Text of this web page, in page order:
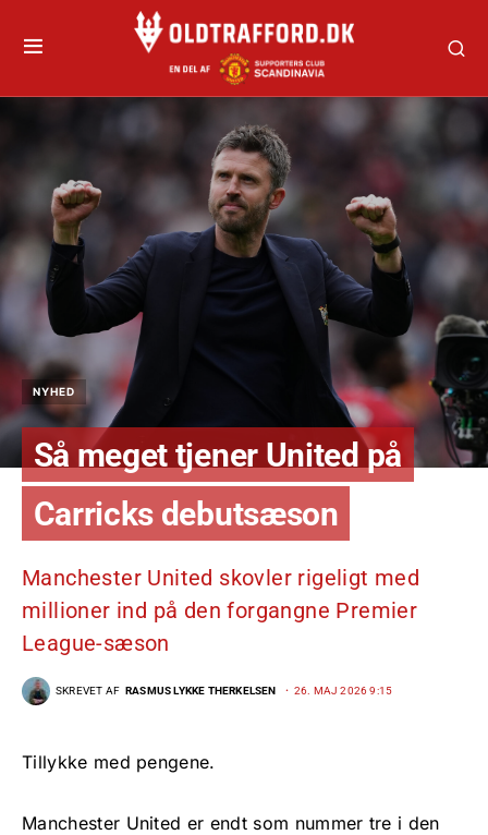
NYHED
Så meget tjener United på
Carricks debutsæson
Manchester United skovler rigeligt med
millioner ind på den forgangne Premier
League-sæson
SKREVET AF RASMUS LYKKE THERKELSEN 26. MAJ 2026 9:15
Tillykke med pengene.
Manchester United er endt som nummer tre i den